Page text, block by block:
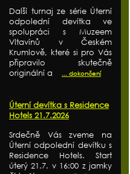
Další turnaj ze série Úterní
odpolední devítka ve
spolupráci s Muzeem
Vltavínů v Českém
Krumlově, které si pro Vás
připravilo skutečně
originální a
... dokončení
Úterní devítka s Residence
Hotels 21.7.2026
Srdečně Vás zveme na
Úterní odpolední devítku s
Residence Hotels. Start
úterý 21.7. v 16:00 z jamky